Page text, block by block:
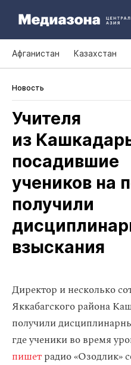
Афганистан Казахстан
Новость
Учителя
из
посадившие
учеников на
получили
взыскания
Директор и несколько
Яккабагского района
получили
где ученики во время
пишетрадио «Озодлик»